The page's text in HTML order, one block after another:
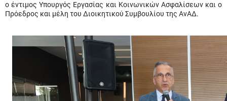
ο έντιμος Υπουργός Εργασίας και Κοινωνικών Ασφαλίσεων και ο
Πρόεδρος και μέλη του Διοικητικού Συμβουλίου της ΑνΑΔ.